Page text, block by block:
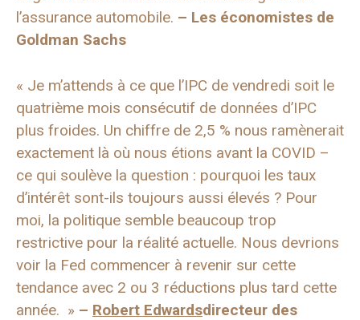
l’assurance automobile. – Les économistes de
Goldman Sachs
« Je m’attends à ce que l’IPC de vendredi soit le
quatrième mois consécutif de données d’IPC
plus froides. Un chiffre de 2,5 % nous ramènerait
exactement là où nous étions avant la COVID –
ce qui soulève la question : pourquoi les taux
d’intérêt sont-ils toujours aussi élevés ? Pour
moi, la politique semble beaucoup trop
restrictive pour la réalité actuelle. Nous devrions
voir la Fed commencer à revenir sur cette
tendance avec 2 ou 3 réductions plus tard cette
année. » – Robert Edwardsdirecteur des